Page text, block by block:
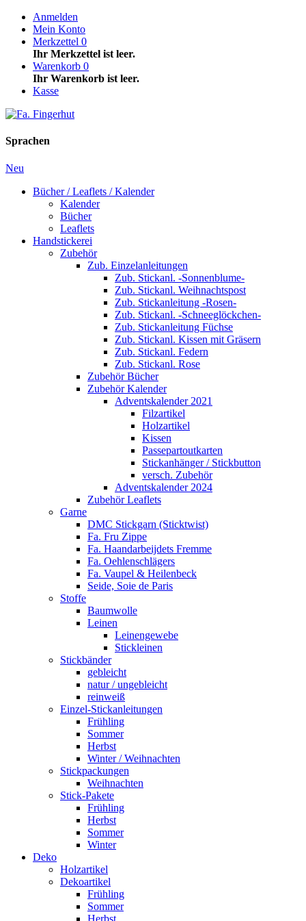
Anmelden
Mein Konto
Merkzettel 0
Ihr Merkzettel ist leer.
Warenkorb 0
Ihr Warenkorb ist leer.
Kasse
Sprachen
Neu
Bücher / Leaflets / Kalender
Kalender
Bücher
Leaflets
Handstickerei
Zubehör
Zub. Einzelanleitungen
Zub. Stickanl. -Sonnenblume-
Zub. Stickanl. Weihnachtspost
Zub. Stickanleitung -Rosen-
Zub. Stickanl. -Schneeglöckchen-
Zub. Stickanleitung Füchse
Zub. Stickanl. Kissen mit Gräsern
Zub. Stickanl. Federn
Zub. Stickanl. Rose
Zubehör Bücher
Zubehör Kalender
Adventskalender 2021
Filzartikel
Holzartikel
Kissen
Passepartoutkarten
Stickanhänger / Stickbutton
versch. Zubehör
Adventskalender 2024
Zubehör Leaflets
Garne
DMC Stickgarn (Sticktwist)
Fa. Fru Zippe
Fa. Haandarbeijdets Fremme
Fa. Oehlenschlägers
Fa. Vaupel & Heilenbeck
Seide, Soie de Paris
Stoffe
Baumwolle
Leinen
Leinengewebe
Stickleinen
Stickbänder
gebleicht
natur / ungebleicht
reinweiß
Einzel-Stickanleitungen
Frühling
Sommer
Herbst
Winter / Weihnachten
Stickpackungen
Weihnachten
Stick-Pakete
Frühling
Herbst
Sommer
Winter
Deko
Holzartikel
Dekoartikel
Frühling
Sommer
Herbst